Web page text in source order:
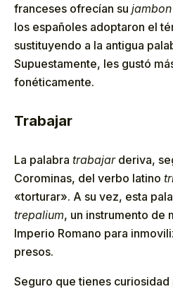
franceses ofrecían su jambon
los españoles adoptaron el
sustituyendo a la antigua
Supuestamente, les gustó
fonéticamente.
Trabajar
La palabra trabajarderiva,
Corominas, del verbo latino
«torturar». A su vez, esta
trepalium, un instrumento de
Imperio Romano para
presos.
Seguro que tienes